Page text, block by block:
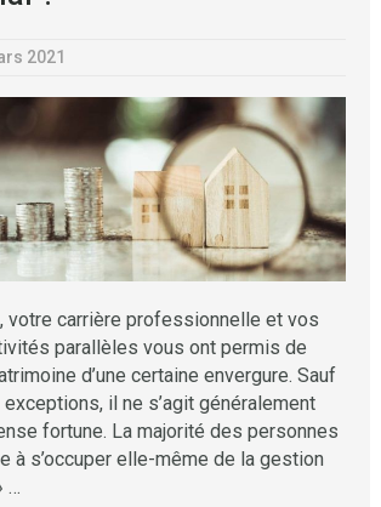
2021
votre carrière professionnelle et vos
parallèles vous ont permis de
d’une certaine envergure. Sauf
il ne s’agit généralement
fortune. La majorité des personnes
à s’occuper elle-même de la gestion
…